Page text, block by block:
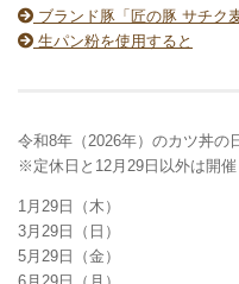
ブランド豚「匠の豚 サチク
生パン粉を使用すると
令和8年（2026年）のカツ丼の
※定休日と12月29日以外は開催
1月29日（木）
3月29日（日）
5月29日（金）